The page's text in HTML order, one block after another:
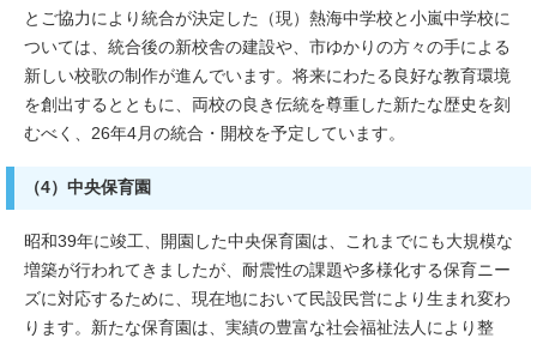
とご協力により統合が決定した（現）熱海中学校と小嵐中学校に
ついては、統合後の新校舎の建設や、市ゆかりの方々の手による
新しい校歌の制作が進んでいます。将来にわたる良好な教育環境
を創出するとともに、両校の良き伝統を尊重した新たな歴史を刻
むべく、26年4月の統合・開校を予定しています。
（4）中央保育園
昭和39年に竣工、開園した中央保育園は、これまでにも大規模な
増築が行われてきましたが、耐震性の課題や多様化する保育ニー
ズに対応するために、現在地において民設民営により生まれ変わ
ります。新たな保育園は、実績の豊富な社会福祉法人により整